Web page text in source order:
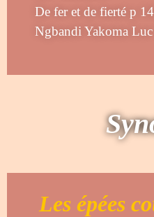
De fer et de fierté p
Ngbandi Yakoma
Les épées